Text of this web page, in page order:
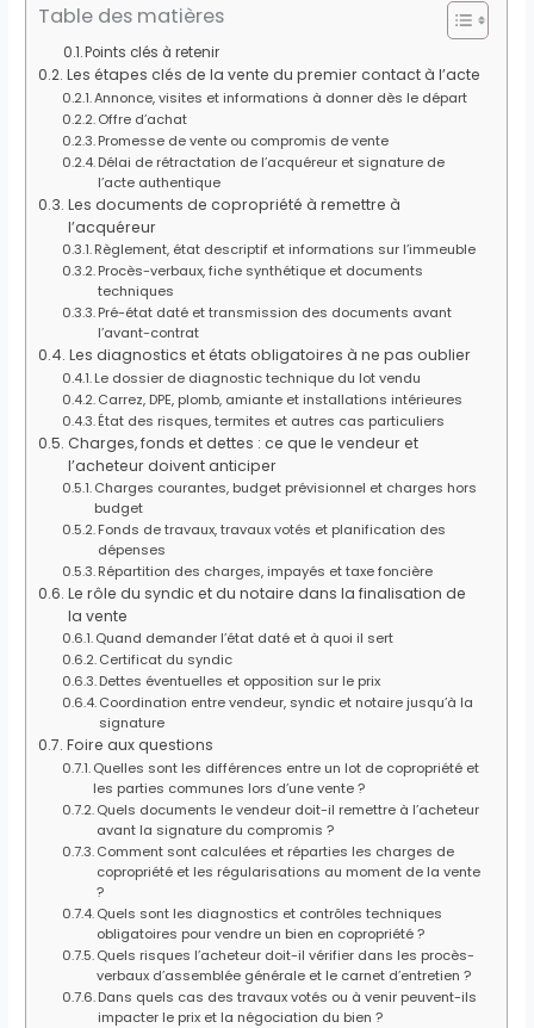
Table des matières
Points clés à retenir
Les étapes clés de la vente du premier contact à l’acte
Annonce, visites et informations à donner dès le départ
Offre d’achat
Promesse de vente ou compromis de vente
Délai de rétractation de l’acquéreur et signature de
l’acte authentique
Les documents de copropriété à remettre à
l’acquéreur
Règlement, état descriptif et informations sur l’immeuble
Procès-verbaux, fiche synthétique et documents
techniques
Pré-état daté et transmission des documents avant
l’avant-contrat
Les diagnostics et états obligatoires à ne pas oublier
Le dossier de diagnostic technique du lot vendu
Carrez, DPE, plomb, amiante et installations intérieures
État des risques, termites et autres cas particuliers
Charges, fonds et dettes : ce que le vendeur et
l’acheteur doivent anticiper
Charges courantes, budget prévisionnel et charges hors
budget
Fonds de travaux, travaux votés et planification des
dépenses
Répartition des charges, impayés et taxe foncière
Le rôle du syndic et du notaire dans la finalisation de
la vente
Quand demander l’état daté et à quoi il sert
Certificat du syndic
Dettes éventuelles et opposition sur le prix
Coordination entre vendeur, syndic et notaire jusqu’à la
signature
Foire aux questions
Quelles sont les différences entre un lot de copropriété et
les parties communes lors d’une vente ?
Quels documents le vendeur doit-il remettre à l’acheteur
avant la signature du compromis ?
Comment sont calculées et réparties les charges de
copropriété et les régularisations au moment de la vente
?
Quels sont les diagnostics et contrôles techniques
obligatoires pour vendre un bien en copropriété ?
Quels risques l’acheteur doit-il vérifier dans les procès-
verbaux d’assemblée générale et le carnet d’entretien ?
Dans quels cas des travaux votés ou à venir peuvent-ils
impacter le prix et la négociation du bien ?